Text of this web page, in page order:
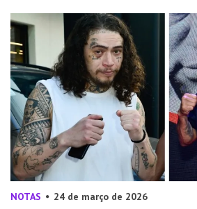
NOTAS 24 de março de 2026